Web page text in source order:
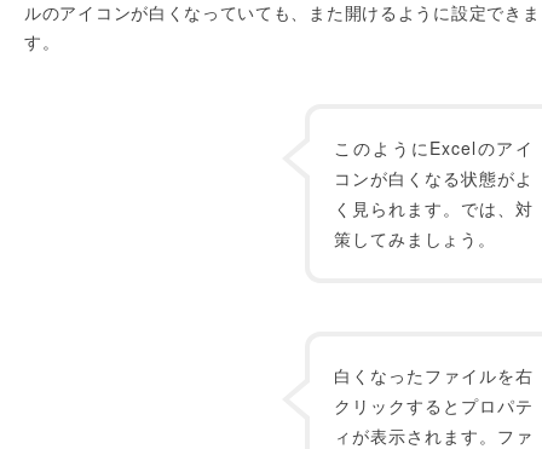
ルのアイコンが白くなっていても、また開けるように設定できま
す。
このようにExcelのアイ
コンが白くなる状態がよ
く見られます。では、対
策してみましょう。
白くなったファイルを右
クリックするとプロパテ
ィが表示されます。ファ